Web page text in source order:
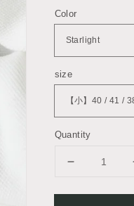
Color
size
Quantity
Decrease
for